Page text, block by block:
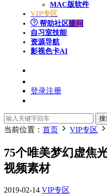
MAC版软件
VIP专区
帮助社区提问
自习室技能
资源导航
影视色卡AI
登录注册
搜
当前位置： 首页 VIP专区
75个唯美梦幻虚焦
视频素材
2019-02-14 VIP专区